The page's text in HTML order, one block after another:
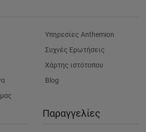
Υπηρεσίες Anthemion
Συχνές Ερωτήσεις
Χάρτης ιστότοπου
Blog
Παραγγελίες